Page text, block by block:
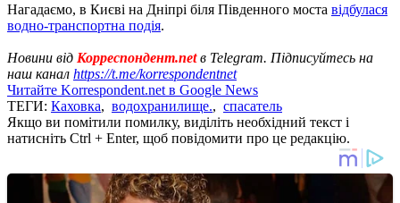
Нагадаємо, в Києві на Дніпрі біля Південного моста відбулася
водно-транспортна подія.
Новини від Корреспондент.netв Telegram. Підписуйтесь на
наш канал https://t.me/korrespondentnet
Читайте Korrespondent.net в Google News
ТЕГИ: Каховка, водохранилище., спасатель
Якщо ви помітили помилку, виділіть необхідний текст і
натисніть Ctrl + Enter, щоб повідомити про це редакцію.